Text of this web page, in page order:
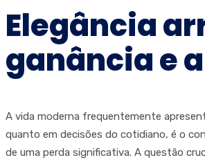
Elegância
ganância e
A vida moderna frequentemente
quanto em decisões do cotidiano, é o
de uma perda significativa. A questão